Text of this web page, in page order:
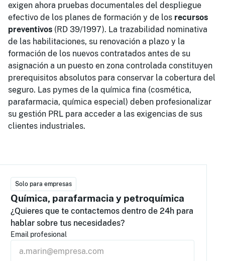
exigen ahora pruebas documentales del despliegue
efectivo de los planes de formación y de los recursos
preventivos (RD 39/1997). La trazabilidad nominativa
de las habilitaciones, su renovación a plazo y la
formación de los nuevos contratados antes de su
asignación a un puesto en zona controlada constituyen
prerequisitos absolutos para conservar la cobertura del
seguro. Las pymes de la química fina (cosmética,
parafarmacia, química especial) deben profesionalizar
su gestión PRL para acceder a las exigencias de sus
clientes industriales.
Solo para empresas
Química, parafarmacia y petroquímica
¿Quieres que te contactemos dentro de 24h para
hablar sobre tus necesidades?
Email profesional